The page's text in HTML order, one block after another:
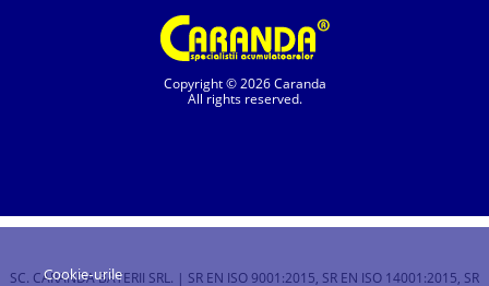
Copyright © 2026 Caranda
All rights reserved.
SC. CARANDA BATERII SRL. | SR EN ISO 9001:2015, SR EN ISO 14001:2015, SR
Cookie-urile